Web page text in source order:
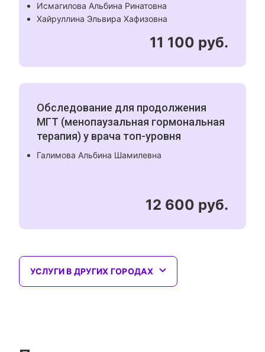
Исмагилова Альбина Ринатовна
Хайруллина Эльвира Хафизовна
11 100 руб.
Обследование для продолжения
МГТ (менопаузальная гормональная
терапия) у врача топ-уровня
Галимова Альбина Шамилевна
12 600 руб.
УСЛУГИ В ДРУГИХ ГОРОДАХ